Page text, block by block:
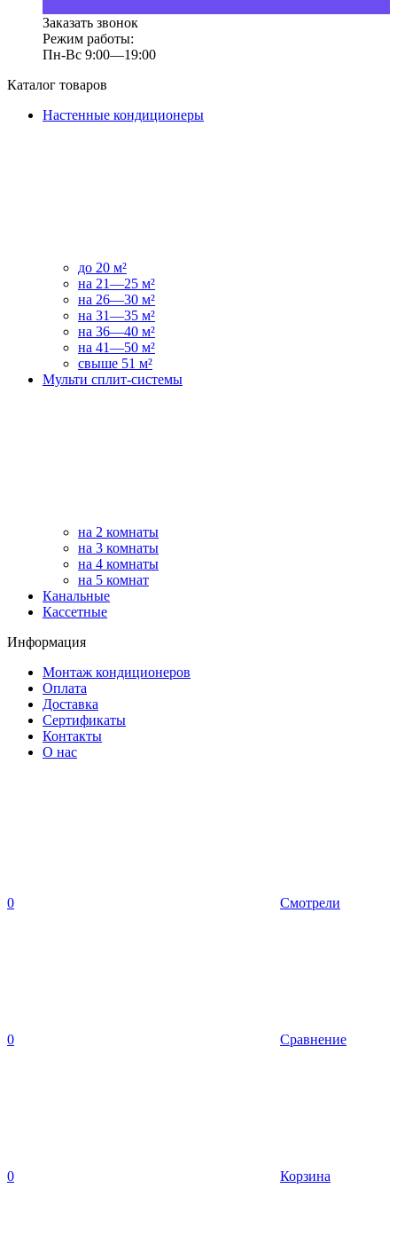
Заказать звонок
Режим работы:
Пн-Вс 9:00—19:00
Каталог товаров
Настенные кондиционеры
до 20 м²
на 21—25 м²
на 26—30 м²
на 31—35 м²
на 36—40 м²
на 41—50 м²
свыше 51 м²
Мульти сплит-системы
на 2 комнаты
на 3 комнаты
на 4 комнаты
на 5 комнат
Канальные
Кассетные
Информация
Монтаж кондиционеров
Оплата
Доставка
Сертификаты
Контакты
О нас
0 Смотрели
0 Сравнение
0 Корзина